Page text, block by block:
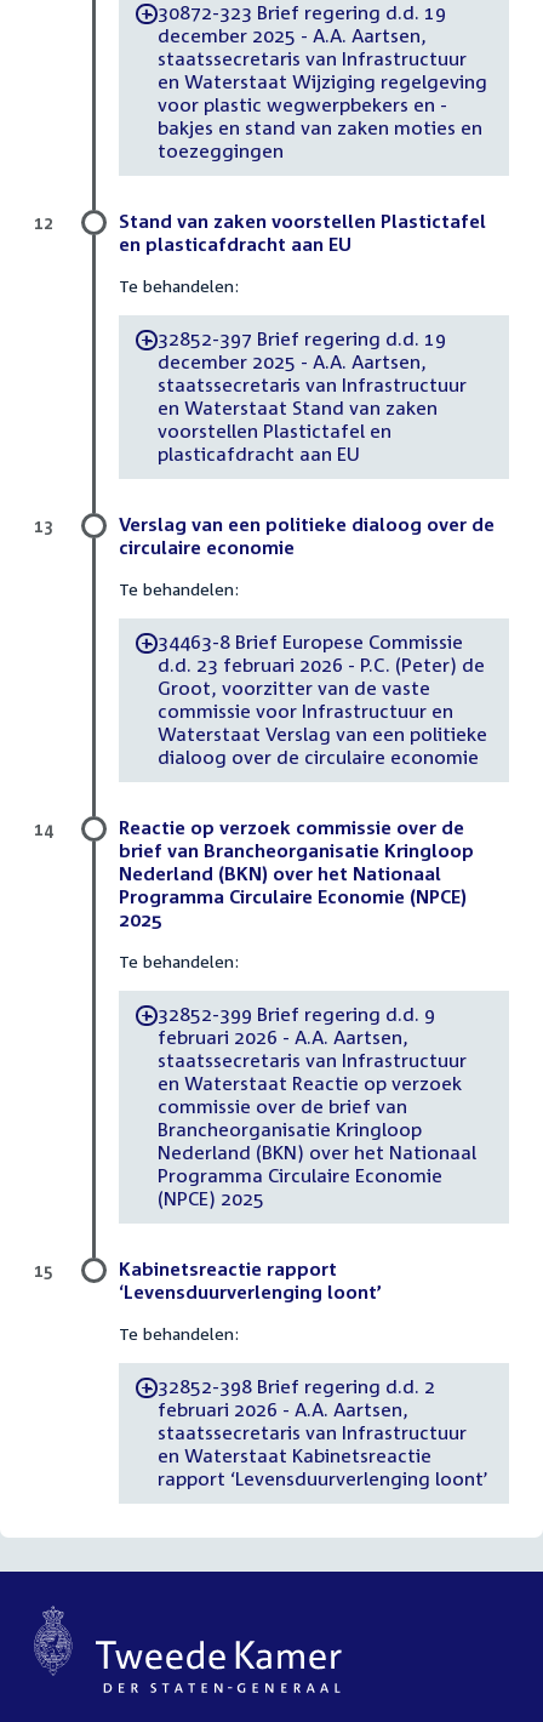
-30872-323 Brief regering d.d. 19
december 2025 - A.A. Aartsen,
staatssecretaris van Infrastructuur
en Waterstaat Wijziging regelgeving
voor plastic wegwerpbekers en -
bakjes en stand van zaken moties en
toezeggingen
Stand van zaken voorstellen Plastictafel
en plasticafdracht aan EU
Te behandelen:
-32852-397 Brief regering d.d. 19
december 2025 - A.A. Aartsen,
staatssecretaris van Infrastructuur
en Waterstaat Stand van zaken
voorstellen Plastictafel en
plasticafdracht aan EU
12
Verslag van een politieke dialoog over de
circulaire economie
Te behandelen:
-34463-8 Brief Europese Commissie
d.d. 23 februari 2026 - P.C. (Peter) de
Groot, voorzitter van de vaste
commissie voor Infrastructuur en
Waterstaat Verslag van een politieke
dialoog over de circulaire economie
13
Reactie op verzoek commissie over de
brief van Brancheorganisatie Kringloop
Nederland (BKN) over het Nationaal
Programma Circulaire Economie (NPCE)
2025
Te behandelen:
-32852-399 Brief regering d.d. 9
februari 2026 - A.A. Aartsen,
staatssecretaris van Infrastructuur
en Waterstaat Reactie op verzoek
commissie over de brief van
Brancheorganisatie Kringloop
Nederland (BKN) over het Nationaal
Programma Circulaire Economie
(NPCE) 2025
14
Kabinetsreactie rapport
‘Levensduurverlenging loont’
Te behandelen:
-32852-398 Brief regering d.d. 2
februari 2026 - A.A. Aartsen,
staatssecretaris van Infrastructuur
en Waterstaat Kabinetsreactie
rapport ‘Levensduurverlenging loont’
15